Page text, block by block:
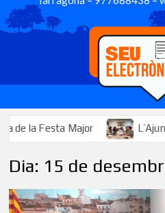
Major L’Ajuntament
Dia: 15 de